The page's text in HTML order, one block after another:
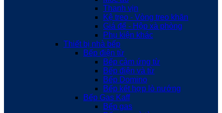
Thanh vịn
Kệ treo - Vòng treo khăn
Giá để - Hộp xà phòng
Phụ kiện khác
Thiết bị nhà bếp
Bếp điện từ
Bếp cảm ứng từ
Bếp điện và từ
Bếp Domino
Bếp kết hợp lò nướng
Bếp Gas Kaff
Bếp gas